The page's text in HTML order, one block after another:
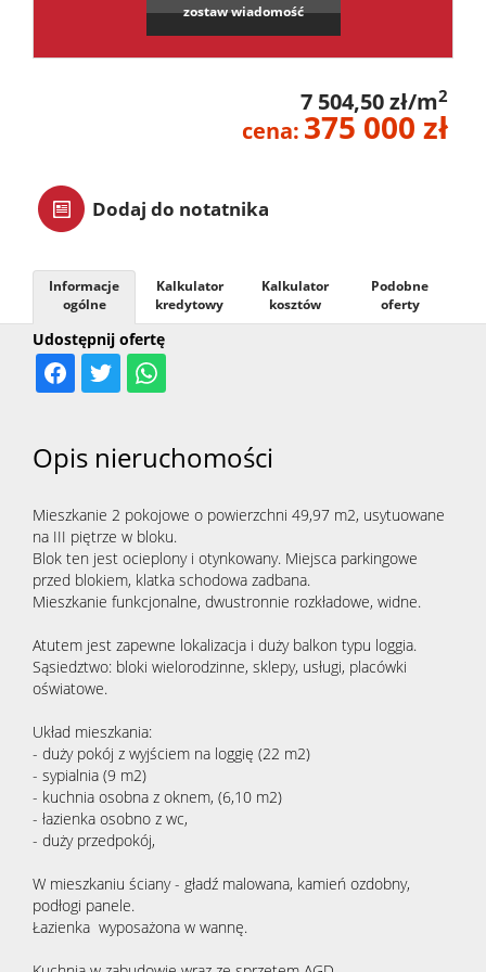
zostaw wiadomość
7 504,50 zł/m2
cena: 375 000 zł
Dodaj do notatnika
Udostępnij ofertę
Informacje
ogólne
Kalkulator
kredytowy
Kalkulator
kosztów
Podobne
oferty
Opis nieruchomości
Mieszkanie 2 pokojowe o powierzchni 49,97 m2, usytuowane
na III piętrze w bloku.
Blok ten jest ocieplony i otynkowany. Miejsca parkingowe
przed blokiem, klatka schodowa zadbana.
Mieszkanie funkcjonalne, dwustronnie rozkładowe, widne.
Atutem jest zapewne lokalizacja i duży balkon typu loggia.
Sąsiedztwo: bloki wielorodzinne, sklepy, usługi, placówki
oświatowe.
Układ mieszkania:
- duży pokój z wyjściem na loggię (22 m2)
- sypialnia (9 m2)
- kuchnia osobna z oknem, (6,10 m2)
- łazienka osobno z wc,
- duży przedpokój,
W mieszkaniu ściany - gładź malowana, kamień ozdobny,
podłogi panele.
Łazienka wyposażona w wannę.